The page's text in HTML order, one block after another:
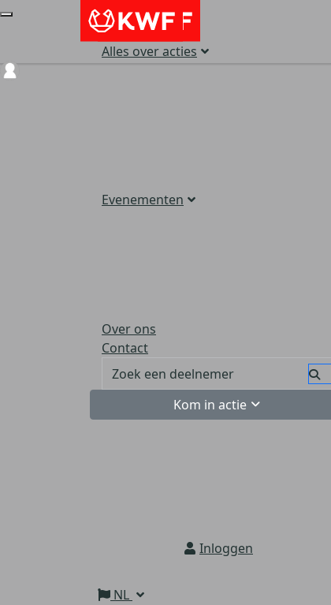
Alles over acties
Evenementen
Over ons
Contact
Kom in actie
Inloggen
NL